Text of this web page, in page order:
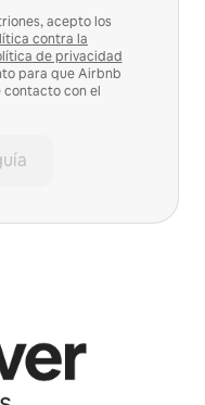
acepto los
contra la
de privacidad
para que Airbnb
con el